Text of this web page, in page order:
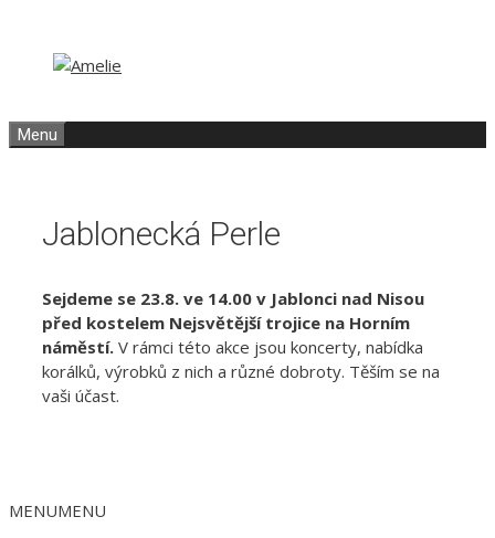
obsah
obsah
Menu
Jablonecká Perle
Sejdeme se 23.8. ve 14.00 v Jablonci nad Nisou
před kostelem Nejsvětější trojice na Horním
náměstí. V rámci této akce jsou koncerty, nabídka
korálků, výrobků z nich a různé dobroty. Těším se na
vaši účast.
MENUMENU